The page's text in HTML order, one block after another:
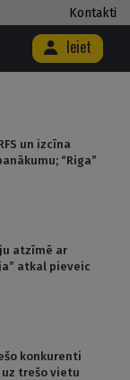
Kontakti
Ieiet
un izcīna
“Riga”
atzīmē ar
atkal pieveic
konkurenti
uz trešo vietu